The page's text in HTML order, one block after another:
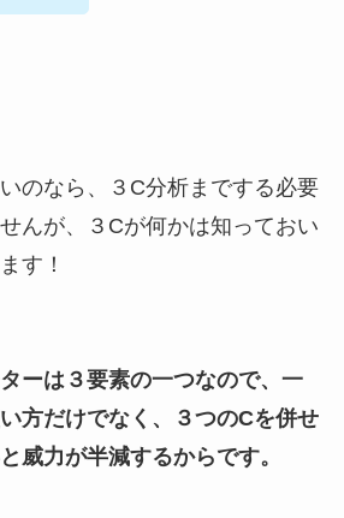
のなら、３C分析までする必要
んが、３Cが何かは知っておい
す！
ーは３要素の一つなので、一
方だけでなく、３つのCを併せ
威力が半減するからです。